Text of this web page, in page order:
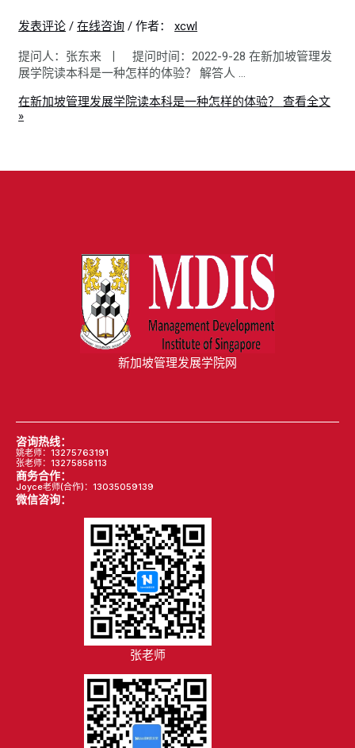
发表评论 /在线咨询 / 作者： xcwl
提问人：张东来 丨 提问时间：2022-9-28 在新加坡管理发
展学院读本科是一种怎样的体验？ 解答人 …
在新加坡管理发展学院读本科是一种怎样的体验？
查看全文
»
新加坡管理发展学院网
咨询热线：
姚老师：13275763191
张老师：13275858113
商务合作：
Joyce老师(合作)：13035059139
微信咨询：
张老师